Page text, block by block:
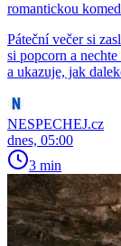
romantickou
Páteční večer si
si popcorn a
a ukazuje, jak
NESPECHEJ.cz
dnes, 05:00
3 min